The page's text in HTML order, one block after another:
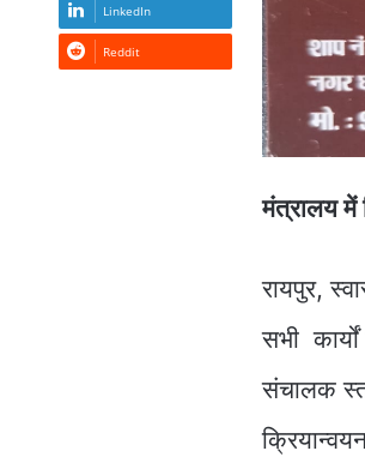
मंत्रालय में
रायपुर,
सभी
संचालक
LinkedIn
Reddit